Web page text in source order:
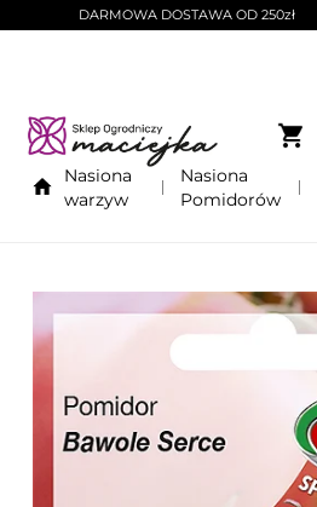
DARMOWA DOSTAWA OD 250zł
Nasiona
warzyw
Nasiona
Pomidorów